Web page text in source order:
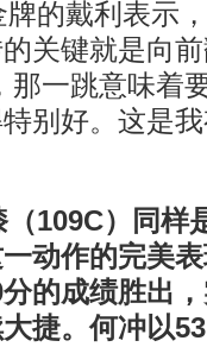
的戴利表示
关键就是向
那一跳意味着
别好。这是
109C）同样
动作的完美
的成绩胜出
捷。何冲以